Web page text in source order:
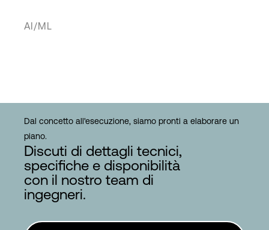
AI/ML
Dal concetto all'esecuzione, siamo pronti a elaborare un
piano.
Discuti di dettagli tecnici,
specifiche e disponibilità
con il nostro team di
ingegneri.